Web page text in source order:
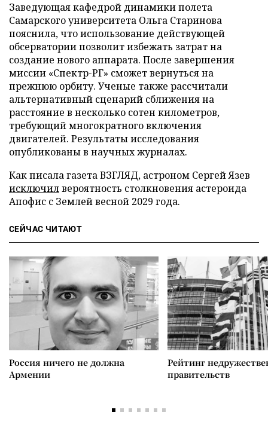
Заведующая кафедрой динамики полета
Самарского университета Ольга Старинова
пояснила, что использование действующей
обсерватории позволит избежать затрат на
создание нового аппарата. После завершения
миссии «Спектр-РГ» сможет вернуться на
прежнюю орбиту. Ученые также рассчитали
альтернативный сценарий сближения на
расстояние в несколько сотен километров,
требующий многократного включения
двигателей. Результаты исследования
опубликованы в научных журналах.
Как писала газета ВЗГЛЯД, астроном Сергей Язев
исключилвероятность столкновения астероида
Апофис с Землей весной 2029 года.
СЕЙЧАС ЧИТАЮТ
Россия ничего не должна
Армении
Рейтинг
правительств